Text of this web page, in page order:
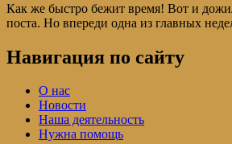
Как же быстро бежит время! Вот и
поста. Но впереди одна из главных
Навигация по сайту
О нас
Новости
Наша деятельность
Нужна помощь